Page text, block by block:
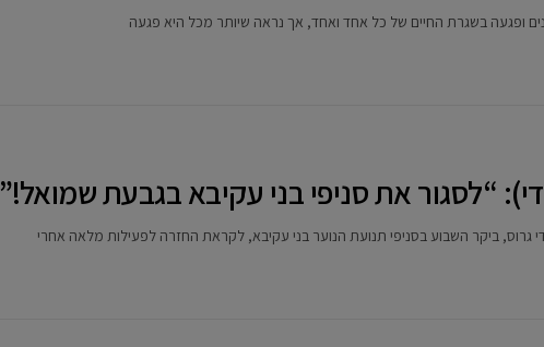
ופגעה בשגרת החיים של כל אחד ואחד, אך נראה שיותר מכל היא פגעה
“לסגור את סניפי בני עקיבא בגבעת שמואל!”
גרוס, ביקר השבוע בסניפי תנועת הנוער בני עקיבא, לקראת החזרה לפעילות מלאה אחרי